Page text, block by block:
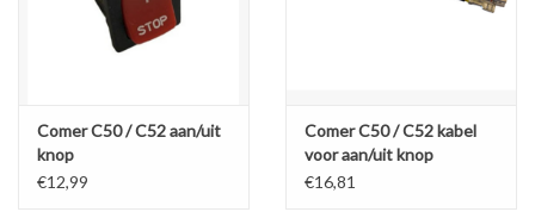
Comer C50 / C52 aan/uit
knop
€12,99
Comer C50 / C52 kabel
voor aan/uit knop
€16,81